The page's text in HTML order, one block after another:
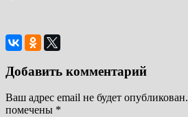
Добавить комментарий
Ваш адрес email не будет опубликован.
помечены *